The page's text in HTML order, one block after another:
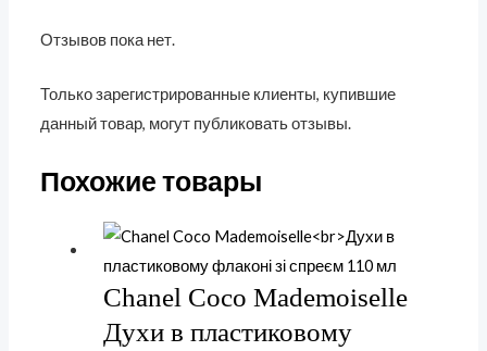
Отзывов пока нет.
Только зарегистрированные клиенты, купившие
данный товар, могут публиковать отзывы.
Похожие товары
Chanel Coco Mademoiselle
Духи в пластиковому